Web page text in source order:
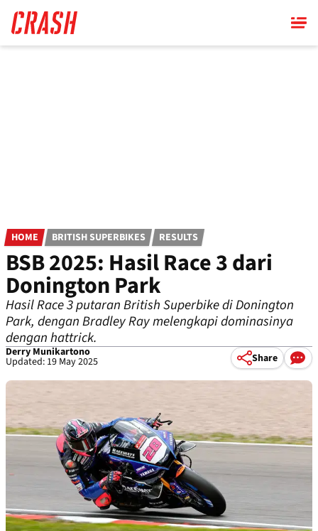
main
content
HOME BRITISH SUPERBIKES RESULTS
BSB 2025: Hasil Race 3 dari
Donington Park
Hasil Race 3 putaran British Superbike di Donington
Park, dengan Bradley Ray melengkapi dominasinya
dengan hattrick.
Derry Munikartono
Updated: 19 May 2025 Share